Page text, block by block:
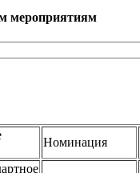
мероприятиям
Номинация